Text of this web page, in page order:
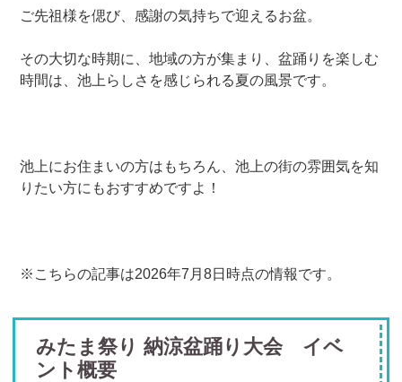
ご先祖様を偲び、感謝の気持ちで迎えるお盆。
その大切な時期に、地域の方が集まり、盆踊りを楽しむ
時間は、池上らしさを感じられる夏の風景です。
池上にお住まいの方はもちろん、池上の街の雰囲気を知
りたい方にもおすすめですよ！
※こちらの記事は2026年7月8日時点の情報です。
みたま祭り 納涼盆踊り大会 イベ
ント概要